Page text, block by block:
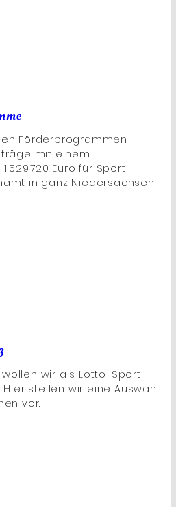
Förderprogrammen
mit einem
Euro für Sport,
in ganz Niedersachsen.
wir als Lotto-Sport-
stellen wir eine Auswahl
vor.